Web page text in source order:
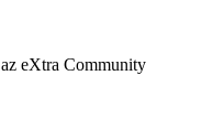
eXtra Community